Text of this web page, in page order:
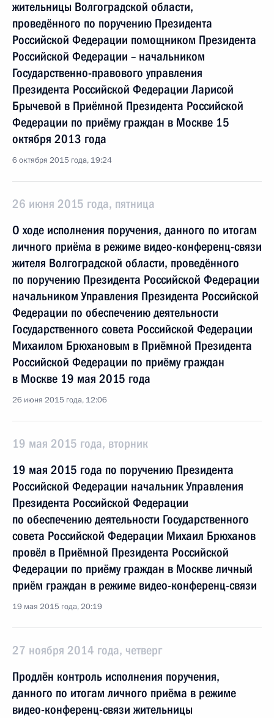
жительницы Волгоградской области,
проведённого по поручению Президента
Российской Федерации помощником Президента
Российской Федерации – начальником
Государственно-правового управления
Президента Российской Федерации Ларисой
Брычевой в Приёмной Президента Российской
Федерации по приёму граждан в Москве 15
октября 2013 года
6 октября 2015 года, 19:24
26 июня 2015 года, пятница
О ходе исполнения поручения, данного по итогам
личного приёма в режиме видео-конференц-связи
жителя Волгоградской области, проведённого
по поручению Президента Российской Федерации
начальником Управления Президента Российской
Федерации по обеспечению деятельности
Государственного совета Российской Федерации
Михаилом Брюхановым в Приёмной Президента
Российской Федерации по приёму граждан
в Москве 19 мая 2015 года
26 июня 2015 года, 12:06
19 мая 2015 года, вторник
19 мая 2015 года по поручению Президента
Российской Федерации начальник Управления
Президента Российской Федерации
по обеспечению деятельности Государственного
совета Российской Федерации Михаил Брюханов
провёл в Приёмной Президента Российской
Федерации по приёму граждан в Москве личный
приём граждан в режиме видео-конференц-связи
19 мая 2015 года, 20:19
27 ноября 2014 года, четверг
Продлён контроль исполнения поручения,
данного по итогам личного приёма в режиме
видео-конференц-связи жительницы